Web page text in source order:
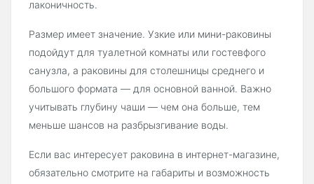
лаконичность.
Размер имеет значение. Узкие или мини-раковины
подойдут для туалетной комнаты или гостевфого
санузла, а раковины для столешницы среднего и
большого формата — для основной ванной. Важно
учитывать глубину чаши — чем она больше, тем
меньше шансов на разбрызгивание воды.
Если вас интересует раковина в интернет-магазине,
обязательно смотрите на габариты и возможность